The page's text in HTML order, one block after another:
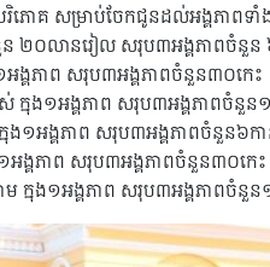
ភោគ សម្រាប់ចែកជូនដល់អង្គភាពទ
នួន ២០លានរៀល សរុប៣អង្គភាពចំនួ
ង្គភាព សរុប៣អង្គភាពចំនួន៣០កេះ
នុង១អង្គភាព សរុប៣អង្គភាពចំនួ
១អង្គភាព សរុប៣អង្គភាពចំនួន៦ក
អង្គភាព សរុប៣អង្គភាពចំនួន៣០កេះ
ក្នុង១អង្គភាព សរុប៣អង្គភាពចំនួ